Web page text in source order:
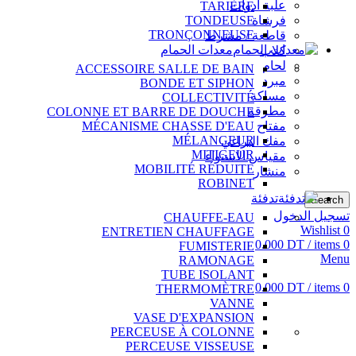
علبة أدوات
فرشاة
قاطعة / مشرط
كلاب
لحام
مبرد
مساكة
مطرقة
مفتاح
مفك البراغي
مقياس الاستواء
منشار
Search
تسجيل الدخول
0
Wishlist
0
items
/
0.000 DT
Menu
0
items
/
0.000 DT
TARIÈRE
TONDEUSE
TRONÇONNEUSE
معدات الحمام
ACCESSOIRE SALLE DE BAIN
BONDE ET SIPHON
COLLECTIVITÉ
COLONNE ET BARRE DE DOUCHE
MÉCANISME CHASSE D'EAU
MÉLANGEUR
MITIGEUR
MOBILITÉ RÉDUITE
ROBINET
تدفئة
CHAUFFE-EAU
ENTRETIEN CHAUFFAGE
FUMISTERIE
RAMONAGE
TUBE ISOLANT
THERMOMÈTRE
VANNE
VASE D'EXPANSION
PERCEUSE À COLONNE
PERCEUSE VISSEUSE